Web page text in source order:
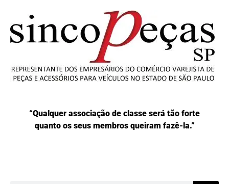
“Qualquer associação de classe será tão forte
quanto os seus membros queiram fazê-la.”